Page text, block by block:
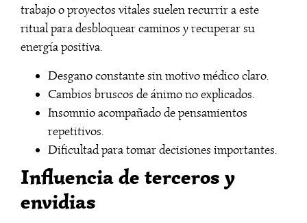
trabajo o proyectos vitales suelen recurrir a este
ritual para desbloquear caminos y recuperar su
energía positiva.
Desgano constante sin motivo médico claro.
Cambios bruscos de ánimo no explicados.
Insomnio acompañado de pensamientos
repetitivos.
Dificultad para tomar decisiones importantes.
Influencia de terceros y
envidias